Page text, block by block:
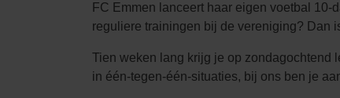
FC Emmen lanceert haar eigen voetbal
reguliere trainingen bij de vereniging? Dan
Tien weken lang krijg je op zondagochtend
in één-tegen-één-situaties, bij ons ben je